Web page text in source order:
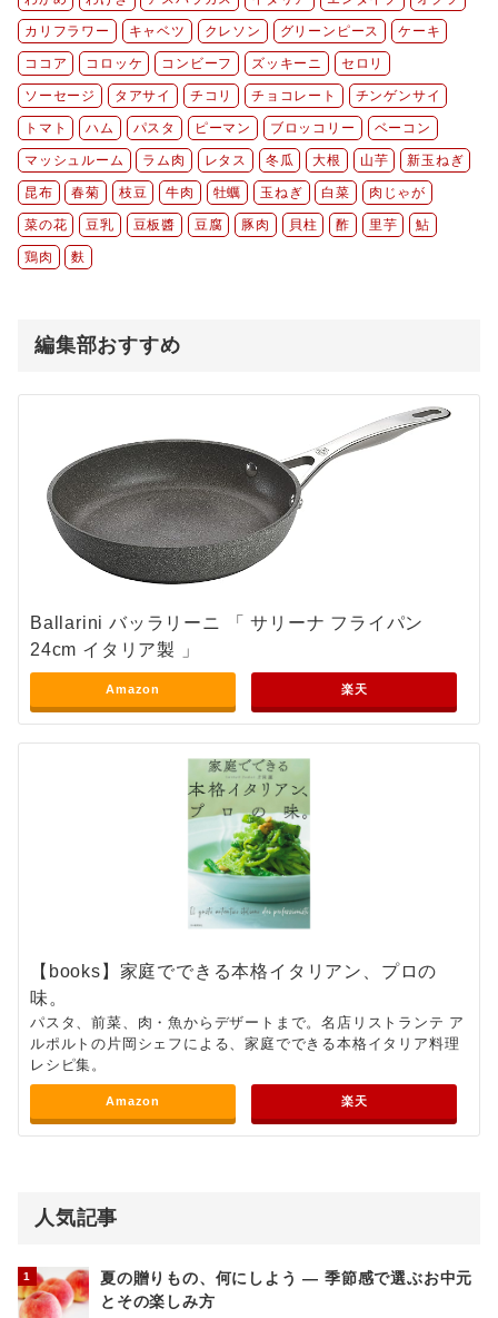
カリフラワー キャベツ クレソン グリーンピース ケーキ
ココア コロッケ コンビーフ ズッキーニ セロリ
ソーセージ タアサイ チコリ チョコレート チンゲンサイ
トマト ハム パスタ ピーマン ブロッコリー ベーコン
マッシュルーム ラム肉 レタス 冬瓜 大根 山芋 新玉ねぎ
昆布 春菊 枝豆 牛肉 牡蠣 玉ねぎ 白菜 肉じゃが
菜の花 豆乳 豆板醬 豆腐 豚肉 貝柱 酢 里芋 鮎
鶏肉 麩
編集部おすすめ
Ballarini バッラリーニ 「 サリーナ フライパン
24cm イタリア製 」
Amazon 楽天
【books】家庭でできる本格イタリアン、プロの
味。
パスタ、前菜、肉・魚からデザートまで。名店リストランテ ア
ルポルトの片岡シェフによる、家庭でできる本格イタリア料理
レシピ集。
Amazon 楽天
人気記事
夏の贈りもの、何にしよう ― 季節感で選ぶお中元
とその楽しみ方